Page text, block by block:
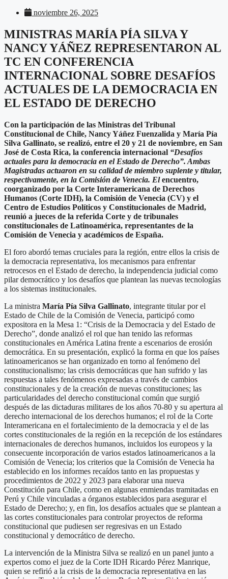
noviembre 26, 2025
MINISTRAS MARÍA PÍA SILVA Y
NANCY YÁÑEZ REPRESENTARON AL
TC EN CONFERENCIA
INTERNACIONAL SOBRE DESAFÍOS
ACTUALES DE LA DEMOCRACIA EN
EL ESTADO DE DERECHO
Con la participación de las Ministras del Tribunal
Constitucional de Chile, Nancy Yáñez Fuenzalida y María Pía
Silva Gallinato, se realizó, entre el 20 y 21 de noviembre, en San
José de Costa Rica, la conferencia internacional “Desafíos
actuales para la democracia en el Estado de Derecho”. Ambas
Magistradas actuaron en su calidad de miembro suplente y titular,
respectivamente, en la Comisión de Venecia. Elencuentro,
coorganizado por la Corte Interamericana de Derechos
Humanos (Corte IDH), la Comisión de Venecia (CV) y el
Centro de Estudios Políticos y Constitucionales de Madrid,
reunió a jueces de la referida Corte y de tribunales
constitucionales de Latinoamérica, representantes de la
Comisión de Venecia y académicos de España.
El foro abordó temas cruciales para la región, entre ellos la crisis de
la democracia representativa, los mecanismos para enfrentar
retrocesos en el Estado de derecho, la independencia judicial como
pilar democrático y los desafíos que plantean las nuevas tecnologías
a los sistemas institucionales.
La ministra María Pía Silva Gallinato, integrante titular por el
Estado de Chile de la Comisión de Venecia, participó como
expositora en la Mesa 1: “Crisis de la Democracia y del Estado de
Derecho”, donde analizó el rol que han tenido las reformas
constitucionales en América Latina frente a escenarios de erosión
democrática. En su presentación, explicó la forma en que los países
latinoamericanos se han organizado en torno al fenómeno del
constitucionalismo; las crisis democráticas que han sufrido y las
respuestas a tales fenómenos expresadas a través de cambios
constitucionales y de la creación de nuevas constituciones; las
particularidades del derecho constitucional común que surgió
después de las dictaduras militares de los años 70-80 y su apertura al
derecho internacional de los derechos humanos; el rol de la Corte
Interamericana en el fortalecimiento de la democracia y el de las
cortes constitucionales de la región en la recepción de los estándares
internacionales de derechos humanos, incluidos los europeos y la
consecuente incorporación de varios estados latinoamericanos a la
Comisión de Venecia; los criterios que la Comisión de Venecia ha
establecido en los informes recaídos tanto en las propuestas y
procedimientos de 2022 y 2023 para elaborar una nueva
Constitución para Chile, como en algunas enmiendas tramitadas en
Perú y Chile vinculadas a órganos establecidos para asegurar el
Estado de Derecho; y, en fin, los desafíos actuales que se plantean a
las cortes constitucionales para controlar proyectos de reforma
constitucional que pudiesen ser regresivas en un Estado
constitucional y democrático de derecho.
La intervención de la Ministra Silva se realizó en un panel junto a
expertos como el juez de la Corte IDH Ricardo Pérez Manrique,
quien se refirió a la crisis de la democracia representativa en las